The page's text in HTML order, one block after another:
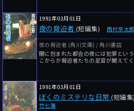
1991年03月01日
夜の脅迫者 (短編集) 西村京太郎
夜の脅迫者 (角川文庫) / 角川書店
闇に包まれた都会の夜には犯罪とい
こからか脅迫者たちの足音が聞えて
1991年03月01日
ぼくのミステリな日常 (短編集)
竹七海